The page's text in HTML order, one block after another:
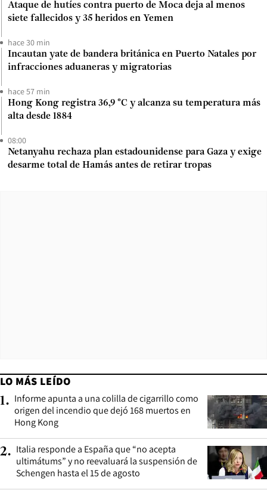
Ataque de hutíes contra puerto de Moca deja al menos
siete fallecidos y 35 heridos en Yemen
hace 30 min
Incautan yate de bandera británica en Puerto Natales por
infracciones aduaneras y migratorias
hace 57 min
Hong Kong registra 36,9 °C y alcanza su temperatura más
alta desde 1884
08:00
Netanyahu rechaza plan estadounidense para Gaza y exige
desarme total de Hamás antes de retirar tropas
LO MÁS LEÍDO
1. Informe apunta a una colilla de cigarrillo como
origen del incendio que dejó 168 muertos en
Hong Kong
2. Italia responde a España que “no acepta
ultimátums” y no reevaluará la suspensión de
Schengen hasta el 15 de agosto